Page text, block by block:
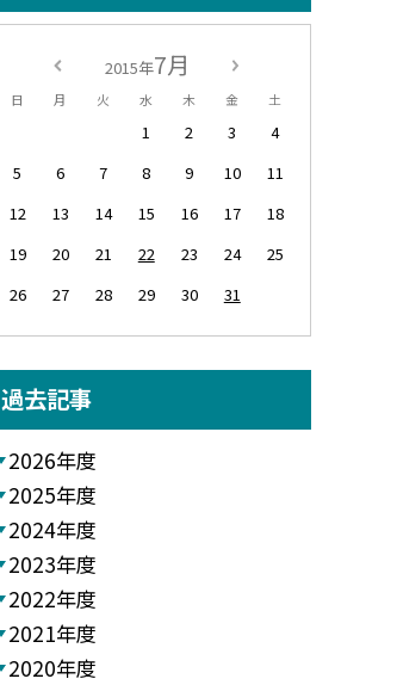
2015年7月
日 月 火 水 木 金 土
1 2 3
4
5
6 7 8 9 10
11
12
13 14 15 16 17
18
19
20 21 22 23 24
25
26
27 28 29 30 31
過去記事
2026年度
2025年度
2024年度
2023年度
2022年度
2021年度
2020年度